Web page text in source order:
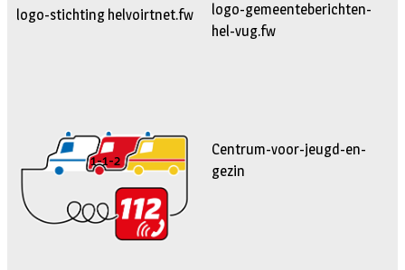
logo-stichting helvoirtnet.fw
logo-gemeenteberichten-
hel-vug.fw
1-1-2
Centrum-voor-jeugd-en-
gezin